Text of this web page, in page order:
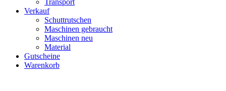
Transport
Verkauf
Schuttrutschen
Maschinen gebraucht
Maschinen neu
Material
Gutscheine
Warenkorb